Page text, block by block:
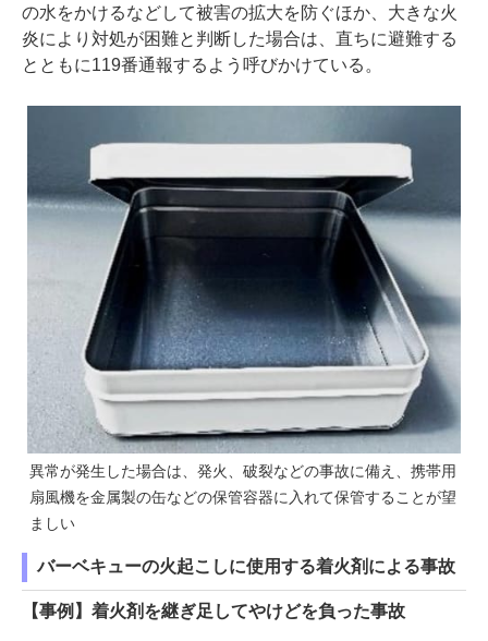
の水をかけるなどして被害の拡大を防ぐほか、大きな火
炎により対処が困難と判断した場合は、直ちに避難する
とともに119番通報するよう呼びかけている。
異常が発生した場合は、発火、破裂などの事故に備え、携帯用
扇風機を金属製の缶などの保管容器に入れて保管することが望
ましい
バーベキューの火起こしに使用する着火剤による事故
【事例】着火剤を継ぎ足してやけどを負った事故